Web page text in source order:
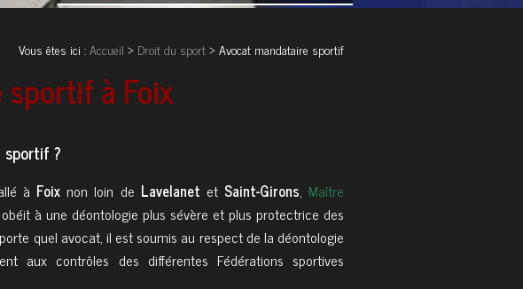
Vous êtes ici :Accueil > Droit du sport> Avocat mandataire sportif
à Foix
sportif ?
à Foix non loin de Lavelanet et Saint-Girons, Maître
à une déontologie plus sévère et plus protectrice des
quel avocat, il est soumis au respect de la déontologie
aux contrôles des différentes Fédérations sportives